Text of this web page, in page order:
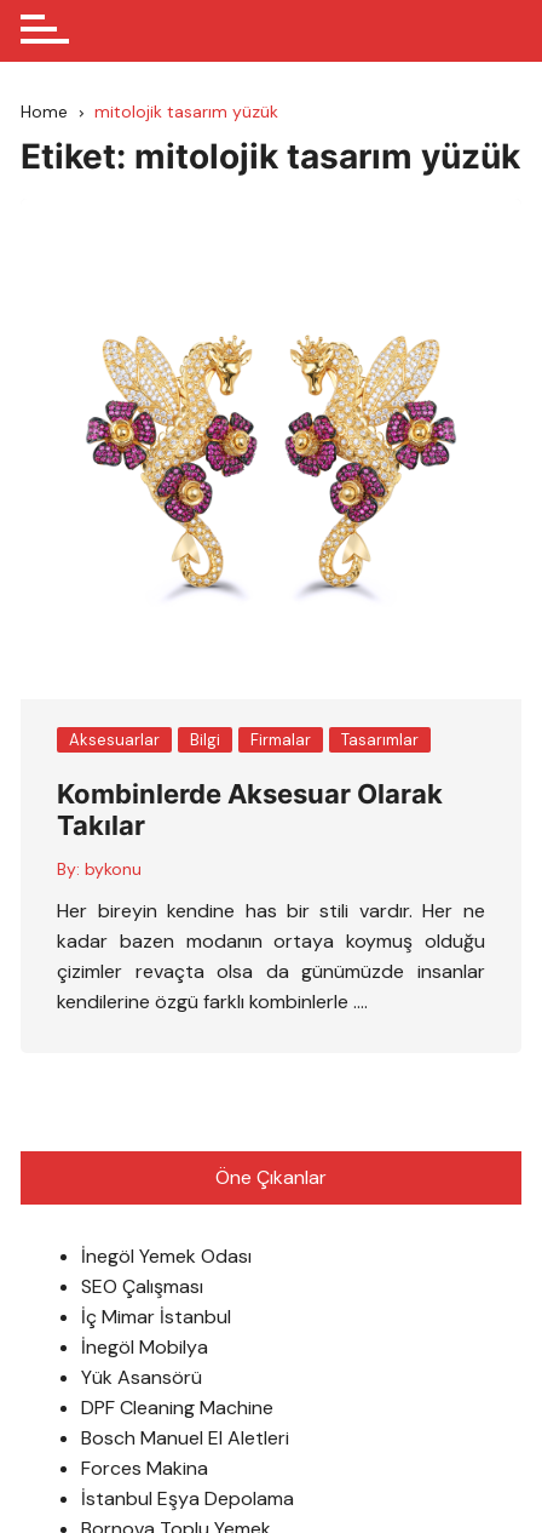
Home mitolojik tasarım yüzük
Etiket: mitolojik tasarım yüzük
Aksesuarlar Bilgi Firmalar Tasarımlar
Kombinlerde Aksesuar Olarak
Takılar
By: bykonu
Her bireyin kendine has bir stili vardır. Her ne
kadar bazen modanın ortaya koymuş olduğu
çizimler revaçta olsa da günümüzde insanlar
kendilerine özgü farklı kombinlerle ….
Öne Çıkanlar
İnegöl Yemek Odası
SEO Çalışması
İç Mimar İstanbul
İnegöl Mobilya
Yük Asansörü
DPF Cleaning Machine
Bosch Manuel El Aletleri
Forces Makina
İstanbul Eşya Depolama